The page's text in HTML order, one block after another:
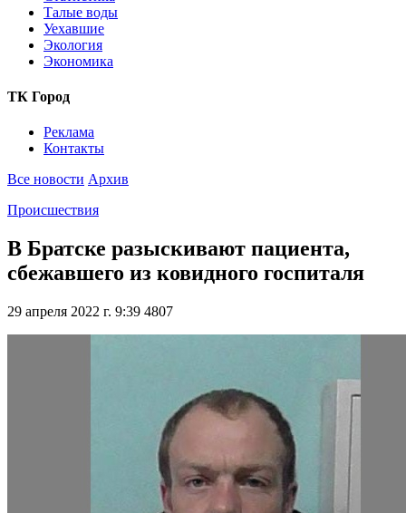
Талые воды
Уехавшие
Экология
Экономика
ТК Город
Реклама
Контакты
Все новости Архив
Происшествия
В Братске разыскивают пациента,
сбежавшего из ковидного госпиталя
29 апреля 2022 г. 9:39 4807